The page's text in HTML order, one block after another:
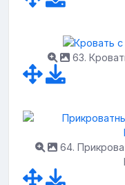
63.
64.